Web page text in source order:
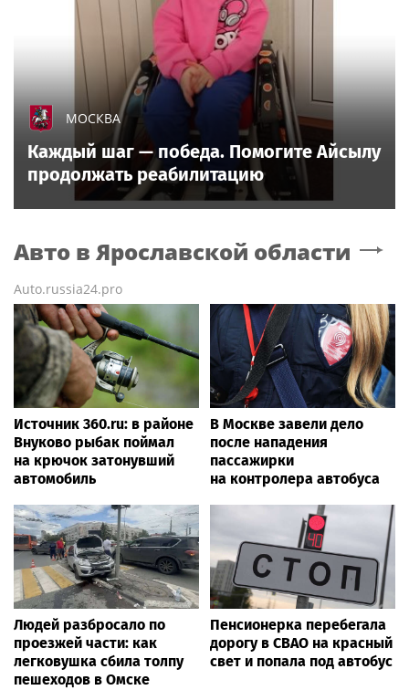
МОСКВА
Каждый шаг — победа. Помогите Айсылу
продолжать реабилитацию
Авто в Ярославской области
Auto.russia24.pro
Источник 360.ru: в районе
Внуково рыбак поймал
на крючок затонувший
автомобиль
В Москве завели дело
после нападения
пассажирки
на контролера автобуса
Людей разбросало по
проезжей части: как
легковушка сбила толпу
пешеходов в Омске
Пенсионерка перебегала
дорогу в СВАО на красный
свет и попала под автобус